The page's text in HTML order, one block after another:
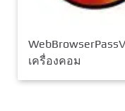
เครื่องคอม